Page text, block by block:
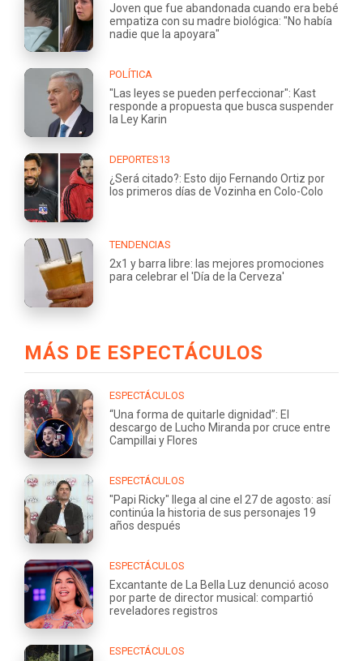
Joven que fue abandonada cuando era bebé
empatiza con su madre biológica: "No había
nadie que la apoyara"
POLÍTICA
"Las leyes se pueden perfeccionar": Kast
responde a propuesta que busca suspender
la Ley Karin
DEPORTES13
¿Será citado?: Esto dijo Fernando Ortiz por
los primeros días de Vozinha en Colo-Colo
TENDENCIAS
2x1 y barra libre: las mejores promociones
para celebrar el 'Día de la Cerveza'
MÁS DE ESPECTÁCULOS
ESPECTÁCULOS
“Una forma de quitarle dignidad”: El
descargo de Lucho Miranda por cruce entre
Campillai y Flores
ESPECTÁCULOS
"Papi Ricky" llega al cine el 27 de agosto: así
continúa la historia de sus personajes 19
años después
ESPECTÁCULOS
Excantante de La Bella Luz denunció acoso
por parte de director musical: compartió
reveladores registros
ESPECTÁCULOS